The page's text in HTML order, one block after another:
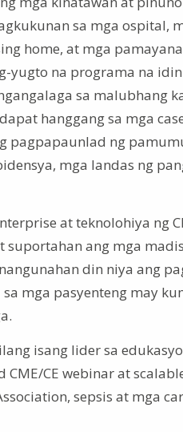
sa mga ospital,
home, at mga
yugto na programa na
sa malubhang
hanggang sa mga
pagpapaunlad ng
mga landas ng
at teknolohiya ng
ang mga
din niya ang
mga pasyenteng may
isang lider sa
CE webinar at
sepsis at mga